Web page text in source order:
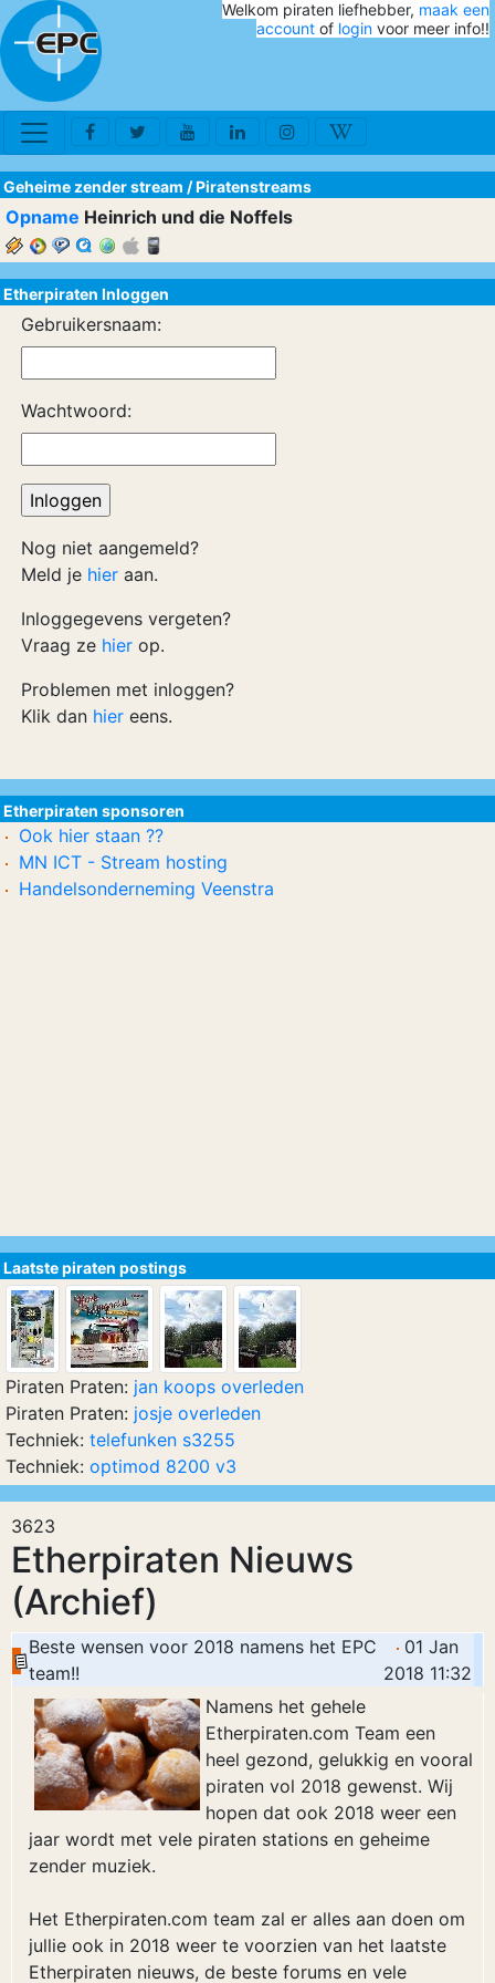
Welkom piraten liefhebber, maak een
account of login voor meer info!!
3623
Etherpiraten Nieuws
(Archief)
Beste wensen voor 2018 namens het EPC
team!!
01 Jan
2018 11:32
Namens het gehele
Etherpiraten.com Team een
heel gezond, gelukkig en vooral
piraten vol 2018 gewenst. Wij
hopen dat ook 2018 weer een
jaar wordt met vele piraten stations en geheime
zender muziek.
Het Etherpiraten.com team zal er alles aan doen om
jullie ook in 2018 weer te voorzien van het laatste
Etherpiraten nieuws, de beste forums en vele
Geheime zender stream /Piratenstreams
Opname Heinrich und die Noffels
Etherpiraten Inloggen
Gebruikersnaam:
Wachtwoord:
Nog niet aangemeld?
Meld je hier aan.
Inloggegevens vergeten?
Vraag ze hier op.
Problemen met inloggen?
Klik dan hier eens.
Etherpiraten sponsoren
Ook hier staan ??
MN ICT - Stream hosting
Handelsonderneming Veenstra
Laatste piraten postings
Piraten Praten: jan koops overleden
Piraten Praten: josje overleden
Techniek: telefunken s3255
Techniek: optimod 8200 v3